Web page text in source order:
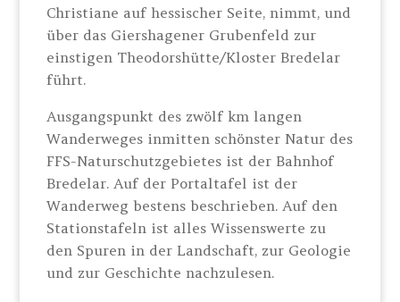
Christiane auf hessischer Seite, nimmt, und
über das Giershagener Grubenfeld zur
einstigen Theodorshütte/Kloster Bredelar
führt.
Ausgangspunkt des zwölf km langen
Wanderweges inmitten schönster Natur des
FFS-Naturschutzgebietes ist der Bahnhof
Bredelar. Auf der Portaltafel ist der
Wanderweg bestens beschrieben. Auf den
Stationstafeln ist alles Wissenswerte zu
den Spuren in der Landschaft, zur Geologie
und zur Geschichte nachzulesen.